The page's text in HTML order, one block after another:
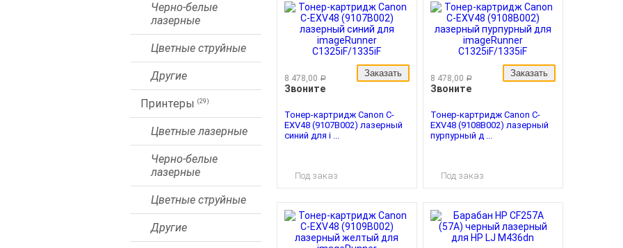
Черно-белые
лазерные
Цветные струйные
Другие
Принтеры (29)
Цветные лазерные
Черно-белые
лазерные
Цветные струйные
Другие
Заказать
8 478,00 руб.
Звоните
Тонер-картридж Canon C-
EXV48 (9107B002) лазерный
синий для i ...
Под заказ
Заказать
8 478,00 руб.
Звоните
Тонер-картридж Canon C-
EXV48 (9108B002) лазерный
пурпурный д ...
Под заказ